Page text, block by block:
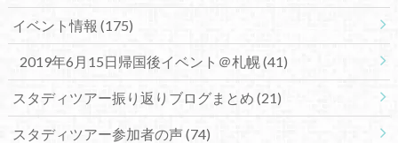
イベント情報 (175)
2019年6月15日帰国後イベント＠札幌(41)
スタディツアー振り返りブログまとめ (21)
スタディツアー参加者の声(74)